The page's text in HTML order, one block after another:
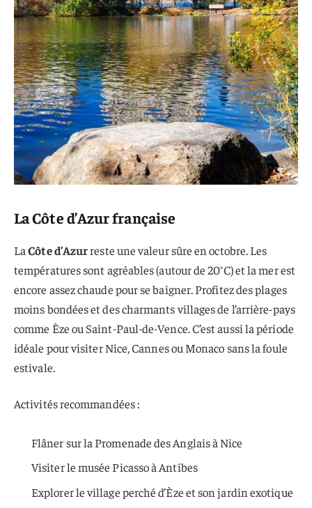
La Côte d’Azur française
LaCôte d’Azurreste une valeur sûre en octobre. Les
températures sont agréables (autour de 20°C) et la mer est
encore assez chaude pour se baigner. Profitez des plages
moins bondées et des charmants villages de l’arrière-pays
comme Èze ou Saint-Paul-de-Vence. C’est aussi la période
idéale pour visiter Nice, Cannes ou Monaco sans la foule
estivale.
Activités recommandées :
Flâner sur la Promenade des Anglais à Nice
Visiter le musée Picasso à Antibes
Explorer le village perché d’Èze et son jardin exotique